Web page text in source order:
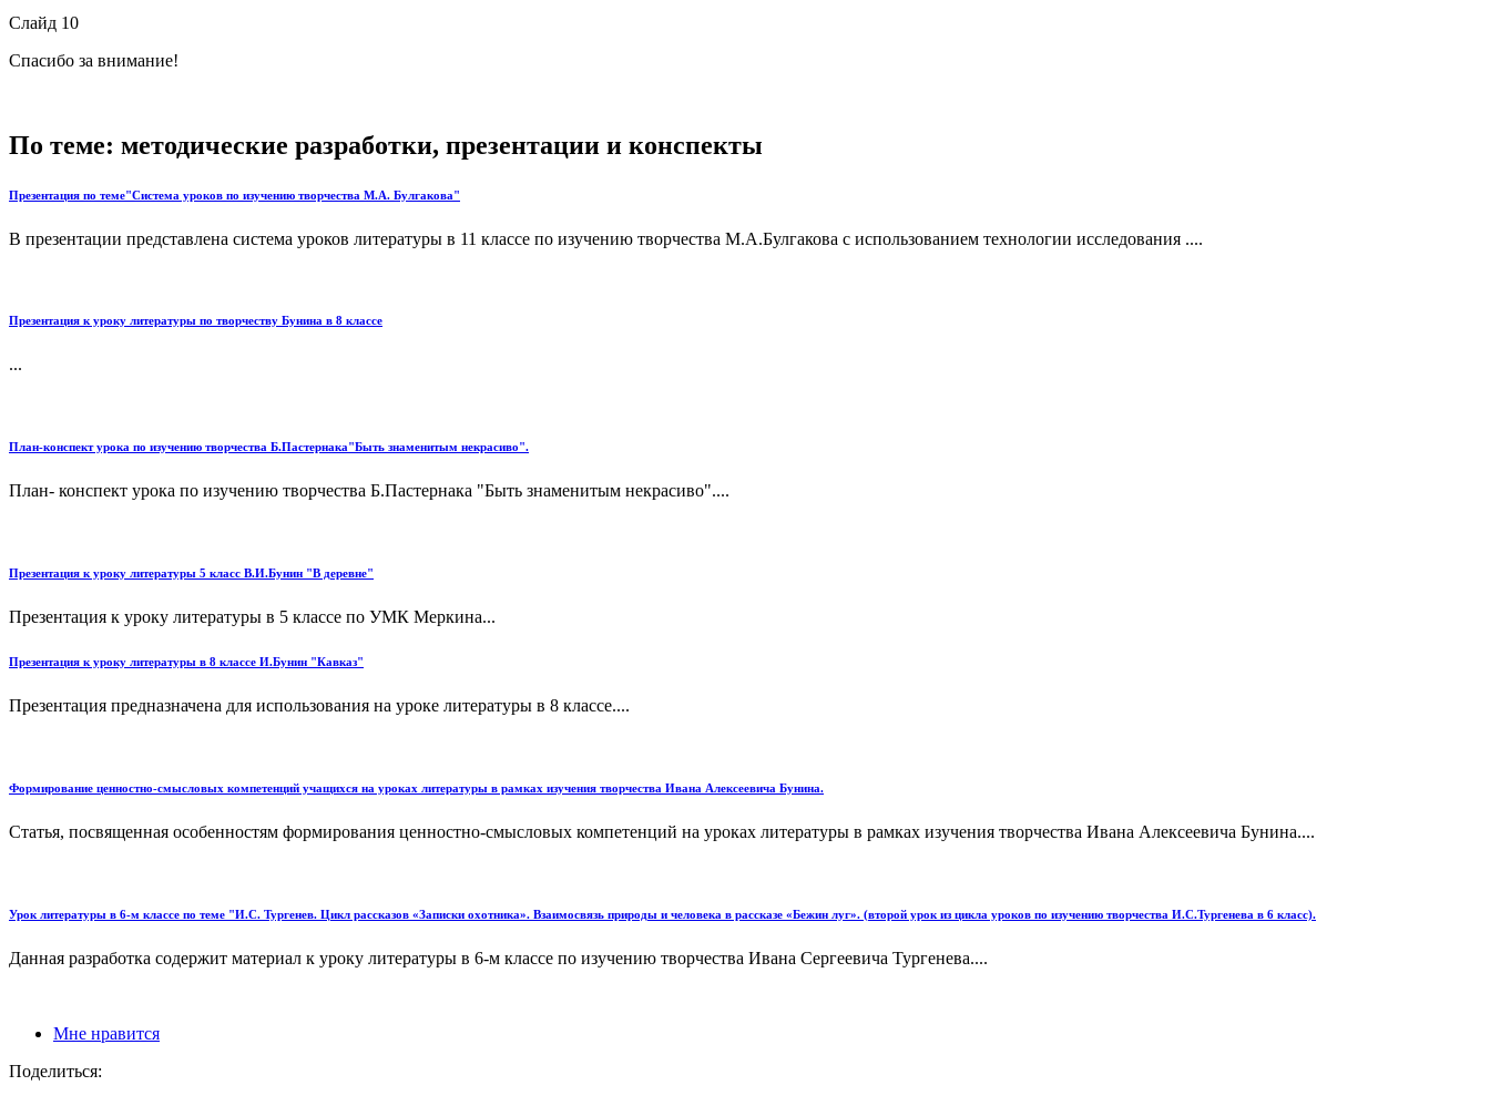
Слайд 10
Спасибо за внимание!
По теме: методические разработки, презентации и конспекты
Презентация по теме"Система уроков по изучению творчества М.А. Булгакова"
В презентации представлена система уроков литературы в 11 классе по изучению творчества М.А.Булгакова с использованием технологии исследования ....
Презентация к уроку литературы по творчеству Бунина в 8 классе
...
План-конспект урока по изучению творчества Б.Пастернака"Быть знаменитым некрасиво".
План- конспект урока по изучению творчества Б.Пастернака "Быть знаменитым некрасиво"....
Презентация к уроку литературы 5 класс В.И.Бунин "В деревне"
Презентация к уроку литературы в 5 классе по УМК Меркина...
Презентация к уроку литературы в 8 классе И.Бунин "Кавказ"
Презентация предназначена для использования на уроке литературы в 8 классе....
Формирование ценностно-смысловых компетенций учащихся на уроках литературы в рамках изучения творчества Ивана Алексеевича Бунина.
Статья, посвященная особенностям формирования ценностно-смысловых компетенций на уроках литературы в рамках изучения творчества Ивана Алексеевича Бунина....
Урок литературы в 6-м классе по теме "И.С. Тургенев. Цикл рассказов «Записки охотника». Взаимосвязь природы и человека в рассказе «Бежин луг». (второй урок из цикла уроков по изучению творчества И.С.Тургенева в 6 класс).
Данная разработка содержит материал к уроку литературы в 6-м классе по изучению творчества Ивана Сергеевича Тургенева....
Мне нравится
Поделиться: